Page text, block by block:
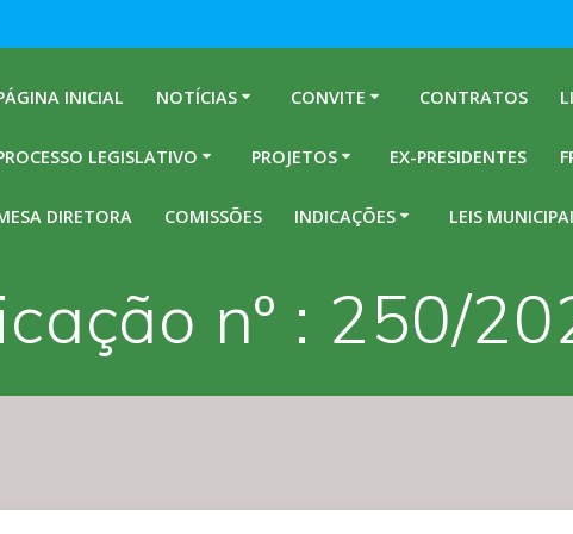
INICIAL NOTÍCIAS CONVITE CONTRATOS
LEGISLATIVO PROJETOS EX-PRESIDENTES
DIRETORA COMISSÕES INDICAÇÕES LEIS
nº : 250/